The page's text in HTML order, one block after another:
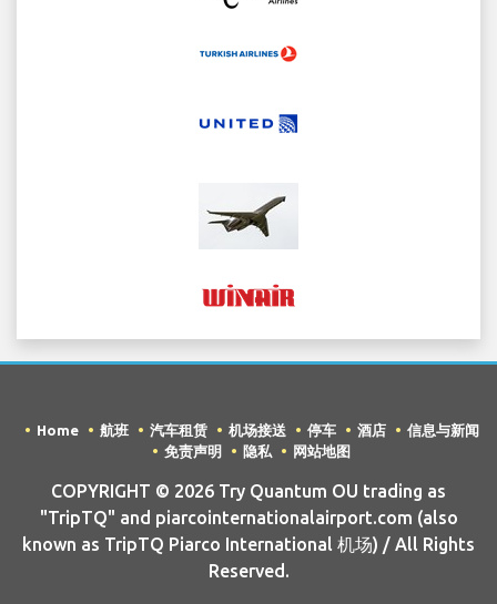
Home 航班 汽车租赁 机场接送 停车 酒店
信息与新闻
免责声明
隐私 网站地图
COPYRIGHT © 2026 Try Quantum OU trading as
"TripTQ" and piarcointernationalairport.com (also
known as TripTQ Piarco International 机场) / All Rights
Reserved.